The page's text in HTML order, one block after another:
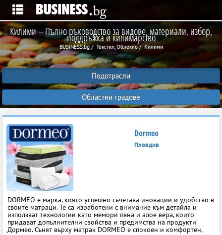
Килими – Пълно ръководство за видове, материали, избор,
поддръжка и килимарство
BUSINESS.bg Текстил, Облекло Килими
Подотрасли
Областни градове
Dormeo
Пловдив
DORMEO е марка, която успешно съчетава иновации и удобство в
своите матраци. Те са изработени с внимание към детайла и
използват технологии като мемори пяна и алое вера, които
придават допълнителни свойства и предимства на продукти
Дормео. Сънят върху матрак DORMEO е спокоен и комфортен,